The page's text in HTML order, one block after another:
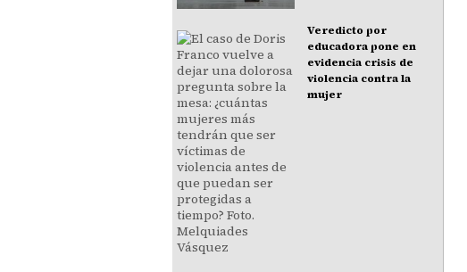
Veredicto por
educadora pone en
evidencia crisis de
violencia contra la
mujer